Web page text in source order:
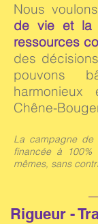
Nous
de vie et la
ressources
des
pouvons
Chêne-
La campagne de
financée à
mêmes, sans
Rigueur -